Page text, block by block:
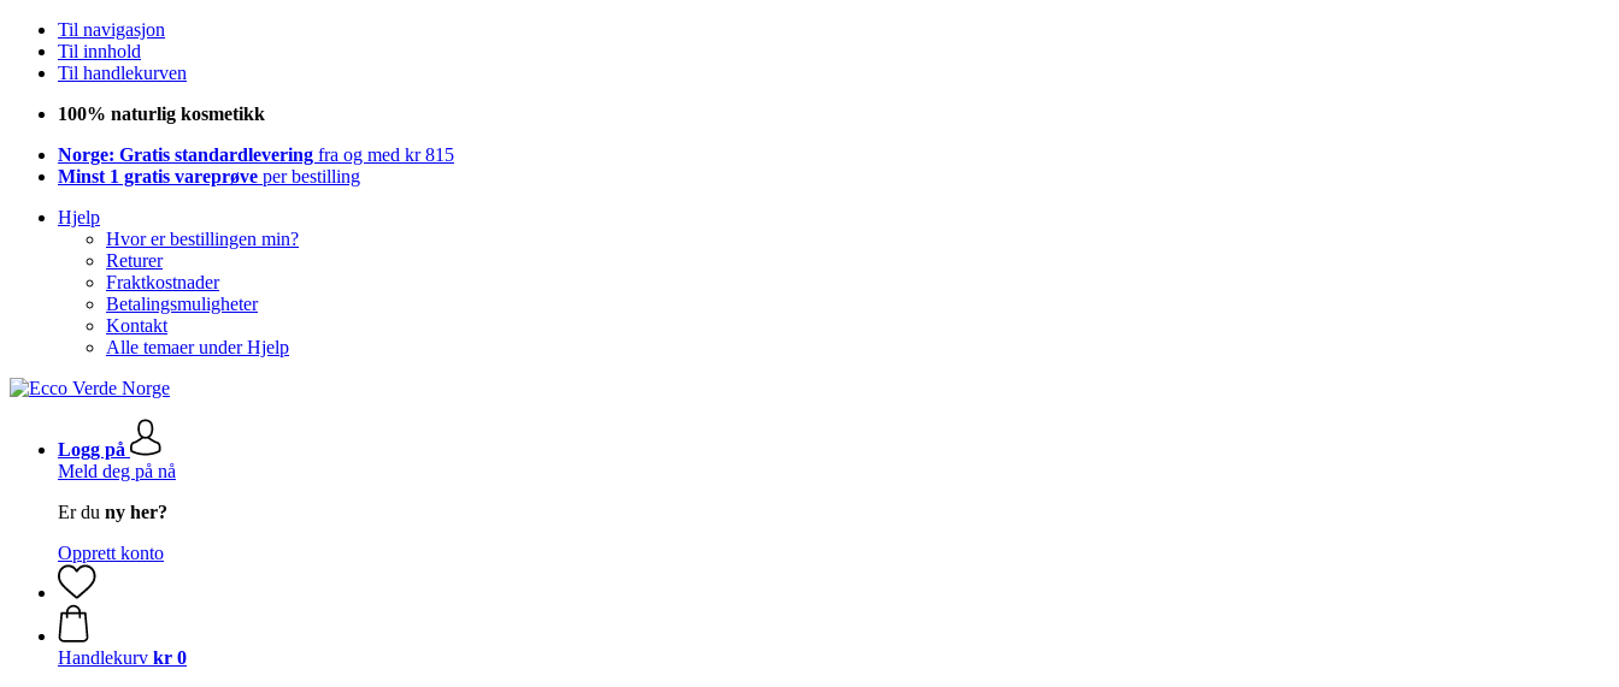
Til navigasjon
Til innhold
Til handlekurven
100% naturlig kosmetikk
Norge: Gratis standardlevering fra og med kr 815
Minst 1 gratis vareprøve per bestilling
Hjelp
Hvor er bestillingen min?
Returer
Fraktkostnader
Betalingsmuligheter
Kontakt
Alle temaer under Hjelp
Logg på
Meld deg på nå
Er du ny her?
Opprett konto
Handlekurv kr 0